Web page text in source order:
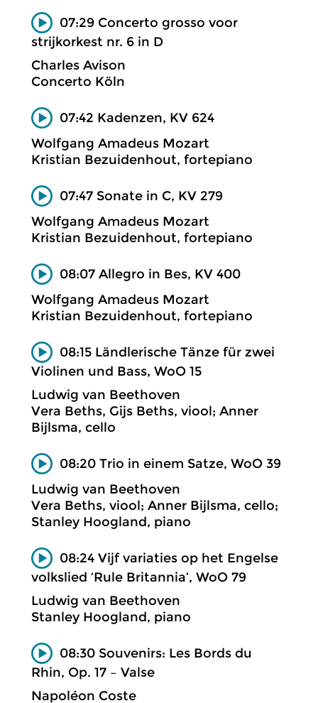
07:29 Concerto grosso voor
strijkorkest nr. 6 in D
Charles Avison
Concerto Köln
07:42 Kadenzen, KV 624
Wolfgang Amadeus Mozart
Kristian Bezuidenhout, fortepiano
07:47 Sonate in C, KV 279
Wolfgang Amadeus Mozart
Kristian Bezuidenhout, fortepiano
08:07 Allegro in Bes, KV 400
Wolfgang Amadeus Mozart
Kristian Bezuidenhout, fortepiano
08:15 Ländlerische Tänze für zwei
Violinen und Bass, WoO 15
Ludwig van Beethoven
Vera Beths, Gijs Beths, viool; Anner
Bijlsma, cello
08:20 Trio in einem Satze, WoO 39
Ludwig van Beethoven
Vera Beths, viool; Anner Bijlsma, cello;
Stanley Hoogland, piano
08:24 Vijf variaties op het Engelse
volkslied ‘Rule Britannia’, WoO 79
Ludwig van Beethoven
Stanley Hoogland, piano
08:30 Souvenirs: Les Bords du
Rhin, Op. 17 – Valse
Napoléon Coste